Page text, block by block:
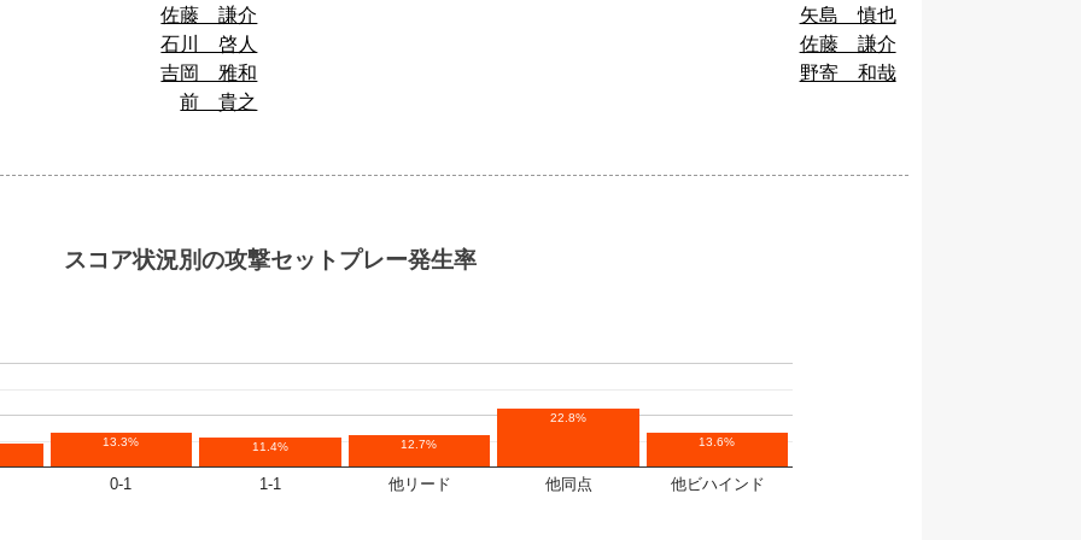
佐藤 謙介
石川 啓人
吉岡 雅和
前 貴之
矢島 慎也
佐藤 謙介
野寄 和哉
スコア状況別の攻撃セットプレー発生率
0-1 1-1 他リード 他同点 他ビハインド
13.3% 11.4% 12.7%
22.8%
13.6%